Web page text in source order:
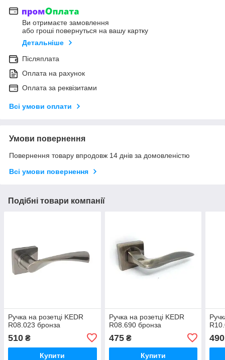
Ви отримаєте замовлення
або гроші повернуться на вашу картку
Детальніше
Післяплата
Оплата на рахунок
Оплата за реквізитами
Всі умови оплати
Умови повернення
Повернення товару впродовж 14 днів за домовленістю
Всі умови повернення
Подібні товари компанії
Ручка на розетці KEDR
R08.023 бронза
510 ₴
Купити
Ручка на розетці KEDR
R08.690 бронза
475₴
Купити
490